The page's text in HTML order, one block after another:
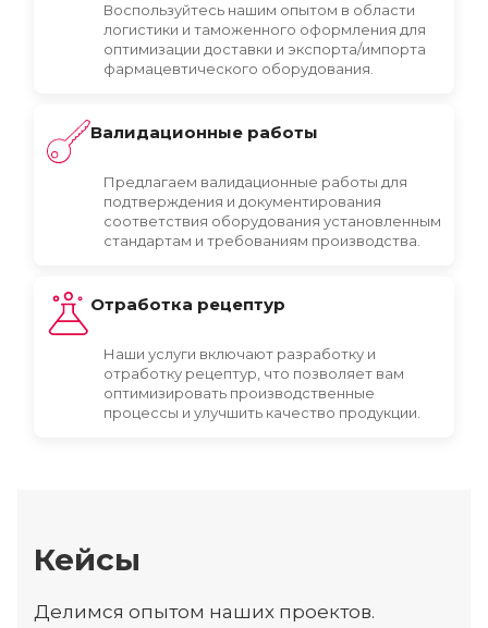
Воспользуйтесь нашим опытом в области
логистики и таможенного оформления для
оптимизации доставки и экспорта/импорта
фармацевтического оборудования.
Валидационные работы
Предлагаем валидационные работы для
подтверждения и документирования
соответствия оборудования установленным
стандартам и требованиям производства.
Отработка рецептур
Наши услуги включают разработку и
отработку рецептур, что позволяет вам
оптимизировать производственные
процессы и улучшить качество продукции.
Кейсы
Делимся опытом наших проектов.